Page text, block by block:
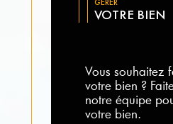
GÉRER
VOTRE BIEN
Vous souhaitez
votre bien ?
notre équipe
votre bien.